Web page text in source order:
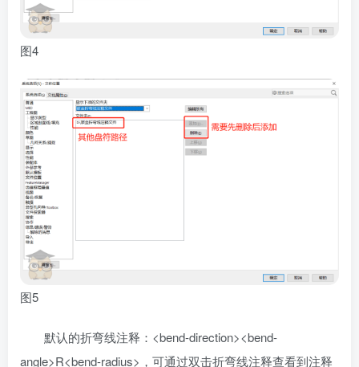
图4
图5
默认的折弯线注释：<bend-direction><bend-
angle>R<bend-radius>，可通过双击折弯线注释查看到注释